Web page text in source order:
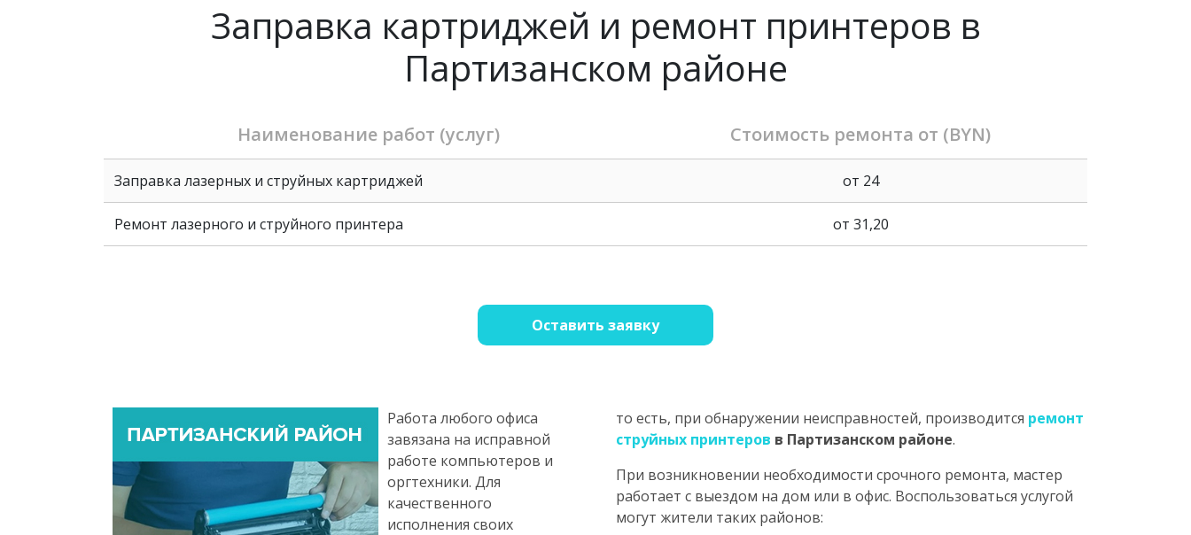
Заправка картриджей и ремонт принтеров в
Партизанском районе
Наименование работ (услуг) Стоимость ремонта от (BYN)
Заправка лазерных и струйных картриджей от 24
Ремонт лазерного и струйного принтера от 31,20
Оставить заявку
Работа любого офиса
завязана на исправной
работе компьютеров и
оргтехники. Для
качественного
исполнения своих
то есть, при обнаружении неисправностей, производится ремонт
струйных принтеров в Партизанском районе.
При возникновении необходимости срочного ремонта, мастер
работает с выездом на дом или в офис. Воспользоваться услугой
могут жители таких районов: